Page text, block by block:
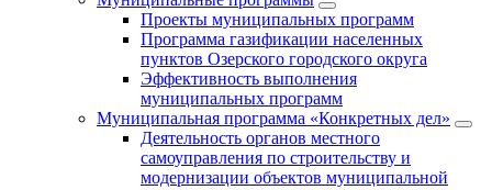
Проекты муниципальных программ
Программа газификации населенных
пунктов Озерского городского округа
Эффективность выполнения
муниципальных программ
Муниципальная программа «Конкретных дел»
Деятельность органов местного
самоуправления по строительству и
модернизации объектов муниципальной